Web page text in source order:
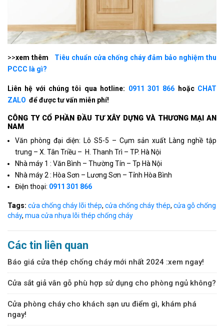
>>xem thêm
Tiêu chuẩn cửa chống cháy đảm bảo nghiệm thu
PCCC là gì?
Liên hệ với chúng tôi qua hotline: 0911 301 866 hoặcCHAT
ZALO để được tư vấn miễn phí!
CÔNG TY CỔ PHẦN ÐẦU TƯ XÂY DỰNG VÀ THƯƠNG MẠI AN
NAM
Văn phòng đại diện: Lô S5-5 – Cụm sản xuất Làng nghề tập
trung – X. Tân Triều – H. Thanh Trì – TP. Hà Nội
Nhà máy 1 : Văn Bình – Thường Tín – Tp Hà Nội
Nhà máy 2 : Hòa Sơn – Lương Sơn – Tỉnh Hòa Bình
Điện thoại: 0911 301 866
Tags: cửa chống cháy lõi thép, cửa chống cháy thép, cửa gỗ chống
cháy, mua cửa nhựa lõi thép chống cháy
Các tin liên quan
Báo giá cửa thép chống cháy mới nhất 2024 :xem ngay!
Cửa sắt giả vân gỗ phù hợp sử dụng cho phòng ngủ không?
Cửa phòng cháy cho khách sạn ưu điểm gì, khám phá
ngay!